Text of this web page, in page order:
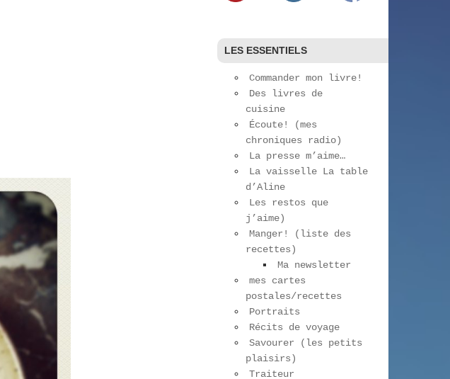
LES ESSENTIELS
Commander mon livre!
Des livres de
cuisine
Écoute! (mes
chroniques radio)
La presse m’aime…
La vaisselle La table
d’Aline
Les restos que
j’aime)
Manger! (liste des
recettes)
Ma newsletter
mes cartes
postales/recettes
Portraits
Récits de voyage
Savourer (les petits
plaisirs)
Traiteur